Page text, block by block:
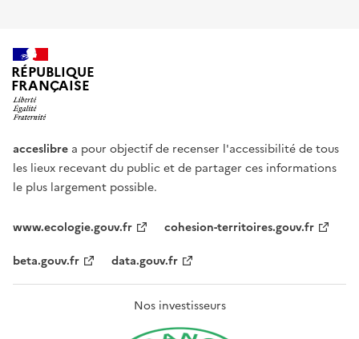
RÉPUBLIQUE
FRANÇAISE
acceslibre a pour objectif de recenser l'accessibilité de tous
les lieux recevant du public et de partager ces informations
le plus largement possible.
www.ecologie.gouv.fr
cohesion-territoires.gouv.fr
beta.gouv.fr
data.gouv.fr
Nos investisseurs